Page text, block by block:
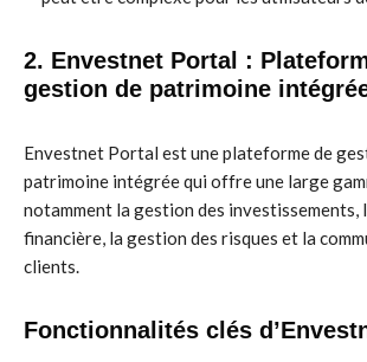
2. Envestnet Portal :
gestion de patrimoine
Envestnet Portal est une plateforme de
patrimoine intégrée qui offre une large
notamment la gestion des investissements,
financière, la gestion des risques et la
clients.
Fonctionnalités clés